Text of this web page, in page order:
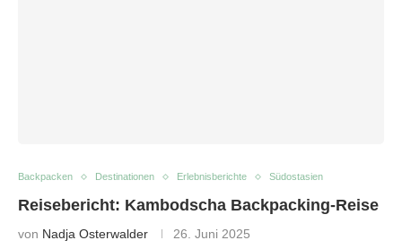
Backpacken Destinationen Erlebnisberichte Südostasien
Reisebericht: Kambodscha Backpacking-Reise
von Nadja Osterwalder 26. Juni 2025